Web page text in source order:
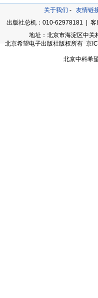
关于我们 - 友情链
出版社总机：010-62978181 |
地址：北京市海淀区中关
北京希望电子出版社版权所有 京
北京中科希